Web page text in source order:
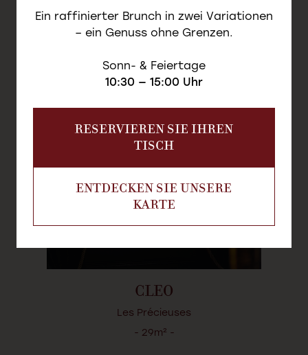
Ein raffinierter Brunch in zwei Variationen
– ein Genuss ohne Grenzen.
Sonn- & Feiertage
10:30 — 15:00 Uhr
RESERVIEREN SIE IHREN
TISCH
ENTDECKEN SIE UNSERE
KARTE
CLEO
Les Précieuses
- 29m² -